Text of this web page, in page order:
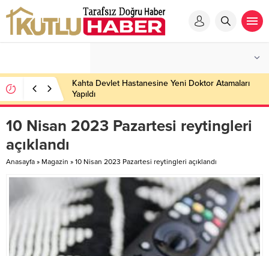
Kahta Devlet Hastanesine Yeni Doktor Atamaları
Yapıldı
10 Nisan 2023 Pazartesi reytingleri
açıklandı
Anasayfa » Magazin » 10 Nisan 2023 Pazartesi reytingleri açıklandı